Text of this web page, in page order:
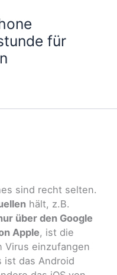
für
sind recht selten.
hält, z.B.
über den Google
Apple, ist die
Virus einzufangen
ist das Android